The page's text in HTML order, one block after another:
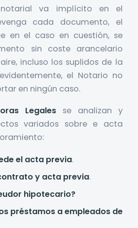
notarial va implícito en el
cada documento, el
en el caso en cuestión, se
sin coste arancelario
incluso los suplidos de la
el Notario no
en ningún caso.
Legalesse analizan y
variados sobre e acta
el acta previa.
y acta previa.
hipotecario?
préstamos a empleados de